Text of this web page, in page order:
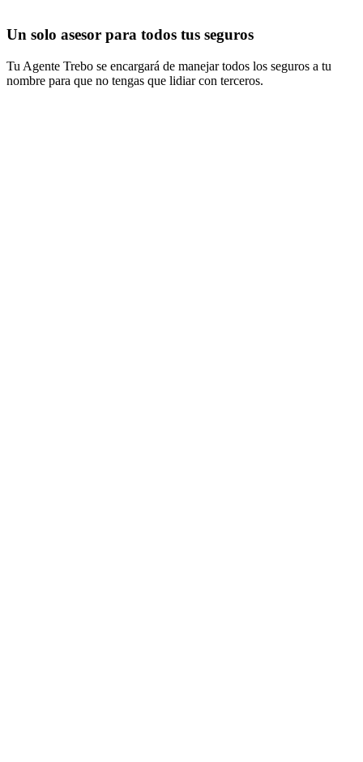
Un solo asesor para todos tus seguros
Tu Agente Trebo se encargará de manejar todos los seguros a tu
nombre para que no tengas que lidiar con terceros.